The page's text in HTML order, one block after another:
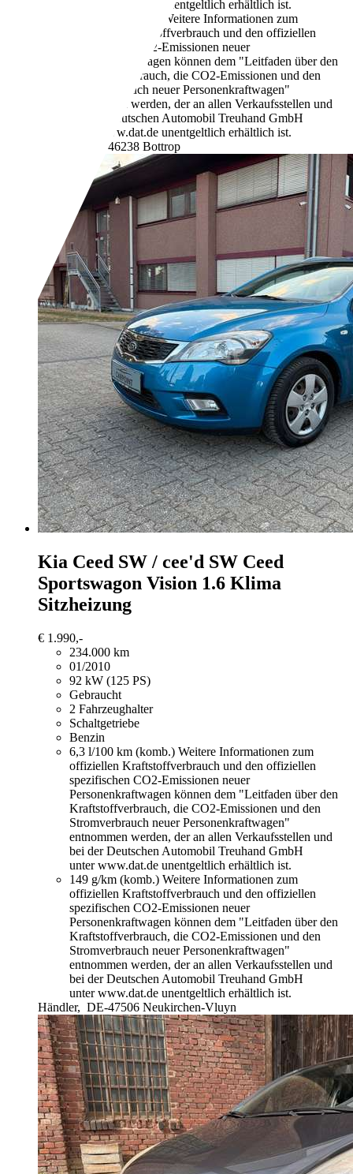
unter www.dat.de unentgeltlich erhältlich ist.
Weitere Informationen zum
offiziellen Kraftstoffverbrauch und den offiziellen
spezifischen CO2-Emissionen neuer
Personenkraftwagen können dem "Leitfaden über den
Kraftstoffverbrauch, die CO2-Emissionen und den
Stromverbrauch neuer Personenkraftwagen"
entnommen werden, der an allen Verkaufsstellen und
bei der Deutschen Automobil Treuhand GmbH
unter www.dat.de unentgeltlich erhältlich ist.
DE-46238 Bottrop
Kia Ceed SW / cee'd SW Ceed
Sportswagon Vision 1.6 Klima
Sitzheizung
€ 1.990,-
234.000 km
01/2010
92 kW (125 PS)
Gebraucht
2 Fahrzeughalter
Schaltgetriebe
Benzin
6,3 l/100 km (komb.) Weitere Informationen zum
offiziellen Kraftstoffverbrauch und den offiziellen
spezifischen CO2-Emissionen neuer
Personenkraftwagen können dem "Leitfaden über den
Kraftstoffverbrauch, die CO2-Emissionen und den
Stromverbrauch neuer Personenkraftwagen"
entnommen werden, der an allen Verkaufsstellen und
bei der Deutschen Automobil Treuhand GmbH
unter www.dat.de unentgeltlich erhältlich ist.
149 g/km (komb.) Weitere Informationen zum
offiziellen Kraftstoffverbrauch und den offiziellen
spezifischen CO2-Emissionen neuer
Personenkraftwagen können dem "Leitfaden über den
Kraftstoffverbrauch, die CO2-Emissionen und den
Stromverbrauch neuer Personenkraftwagen"
entnommen werden, der an allen Verkaufsstellen und
bei der Deutschen Automobil Treuhand GmbH
unter www.dat.de unentgeltlich erhältlich ist.
Händler, DE-47506 Neukirchen-Vluyn